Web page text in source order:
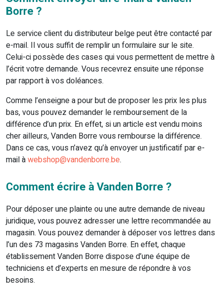
Borre ?
Le service client du distributeur belge peut être contacté par
e-mail. Il vous suffit de remplir un formulaire sur le site.
Celui-ci possède des cases qui vous permettent de mettre à
l’écrit votre demande. Vous recevrez ensuite une réponse
par rapport à vos doléances.
Comme l’enseigne a pour but de proposer les prix les plus
bas, vous pouvez demander le remboursement de la
différence d’un prix. En effet, si un article est vendu moins
cher ailleurs, Vanden Borre vous rembourse la différence.
Dans ce cas, vous n’avez qu’à envoyer un justificatif par e-
mail àwebshop@vandenborre.be.
Comment écrire à Vanden Borre ?
Pour déposer une plainte ou une autre demande de niveau
juridique, vous pouvez adresser une lettre recommandée au
magasin. Vous pouvez demander à déposer vos lettres dans
l’un des 73 magasins Vanden Borre. En effet, chaque
établissement Vanden Borre dispose d’une équipe de
techniciens et d’experts en mesure de répondre à vos
besoins.